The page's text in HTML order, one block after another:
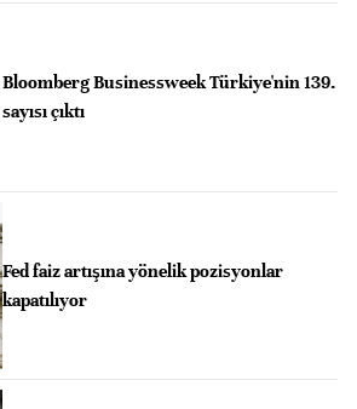
Bloomberg Businessweek Türkiye'nin 139.
sayısı çıktı
Fed faiz artışına yönelik pozisyonlar
kapatılıyor